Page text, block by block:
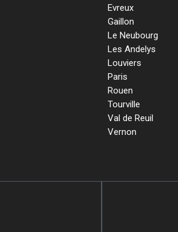
Evreux
Gaillon
Le Neubourg
Les Andelys
Louviers
Paris
Rouen
Tourville
Val de Reuil
Vernon